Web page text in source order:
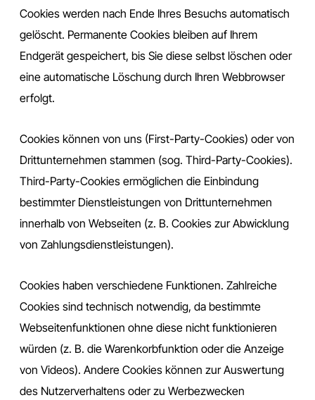
Cookies werden nach Ende Ihres Besuchs automatisch
gelöscht. Permanente Cookies bleiben auf Ihrem
Endgerät gespeichert, bis Sie diese selbst löschen oder
eine automatische Löschung durch Ihren Webbrowser
erfolgt.
Cookies können von uns (First-Party-Cookies) oder von
Drittunternehmen stammen (sog. Third-Party-Cookies).
Third-Party-Cookies ermöglichen die Einbindung
bestimmter Dienstleistungen von Drittunternehmen
innerhalb von Webseiten (z. B. Cookies zur Abwicklung
von Zahlungsdienstleistungen).
Cookies haben verschiedene Funktionen. Zahlreiche
Cookies sind technisch notwendig, da bestimmte
Webseitenfunktionen ohne diese nicht funktionieren
würden (z. B. die Warenkorbfunktion oder die Anzeige
von Videos). Andere Cookies können zur Auswertung
des Nutzerverhaltens oder zu Werbezwecken